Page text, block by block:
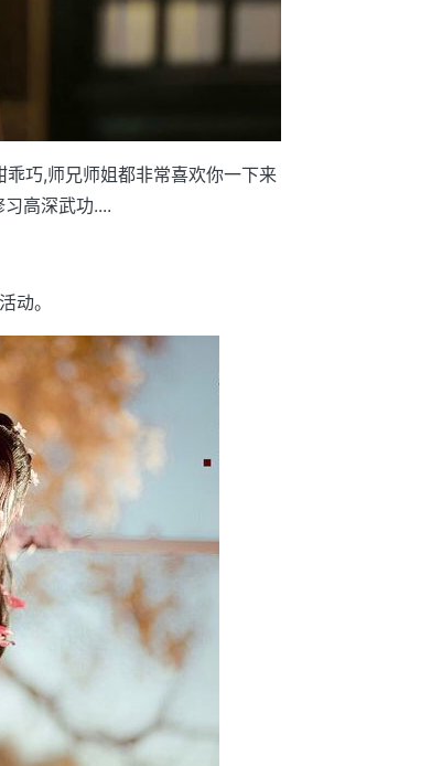
巧,师兄师姐都非常喜欢你一下来
高深武功....
动。